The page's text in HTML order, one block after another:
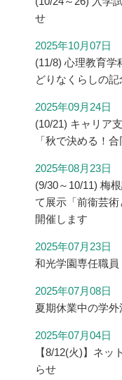
せ
2025年10月07日
(11/8) 心理教育学
どりなくらしの
2025年09月24日
(10/21) キャリア
「秋で決める！
2025年08月23日
(9/30～10/11) 梅
て展示「前衞芸
開催します
2025年07月23日
和光学園専任職
2025年07月08日
夏期休業中の学外
2025年07月04日
【8/12(火)】ネ
らせ